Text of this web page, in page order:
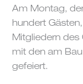
Am Montag,
hundert
Mitgliedern des
mit den am
gefeiert.